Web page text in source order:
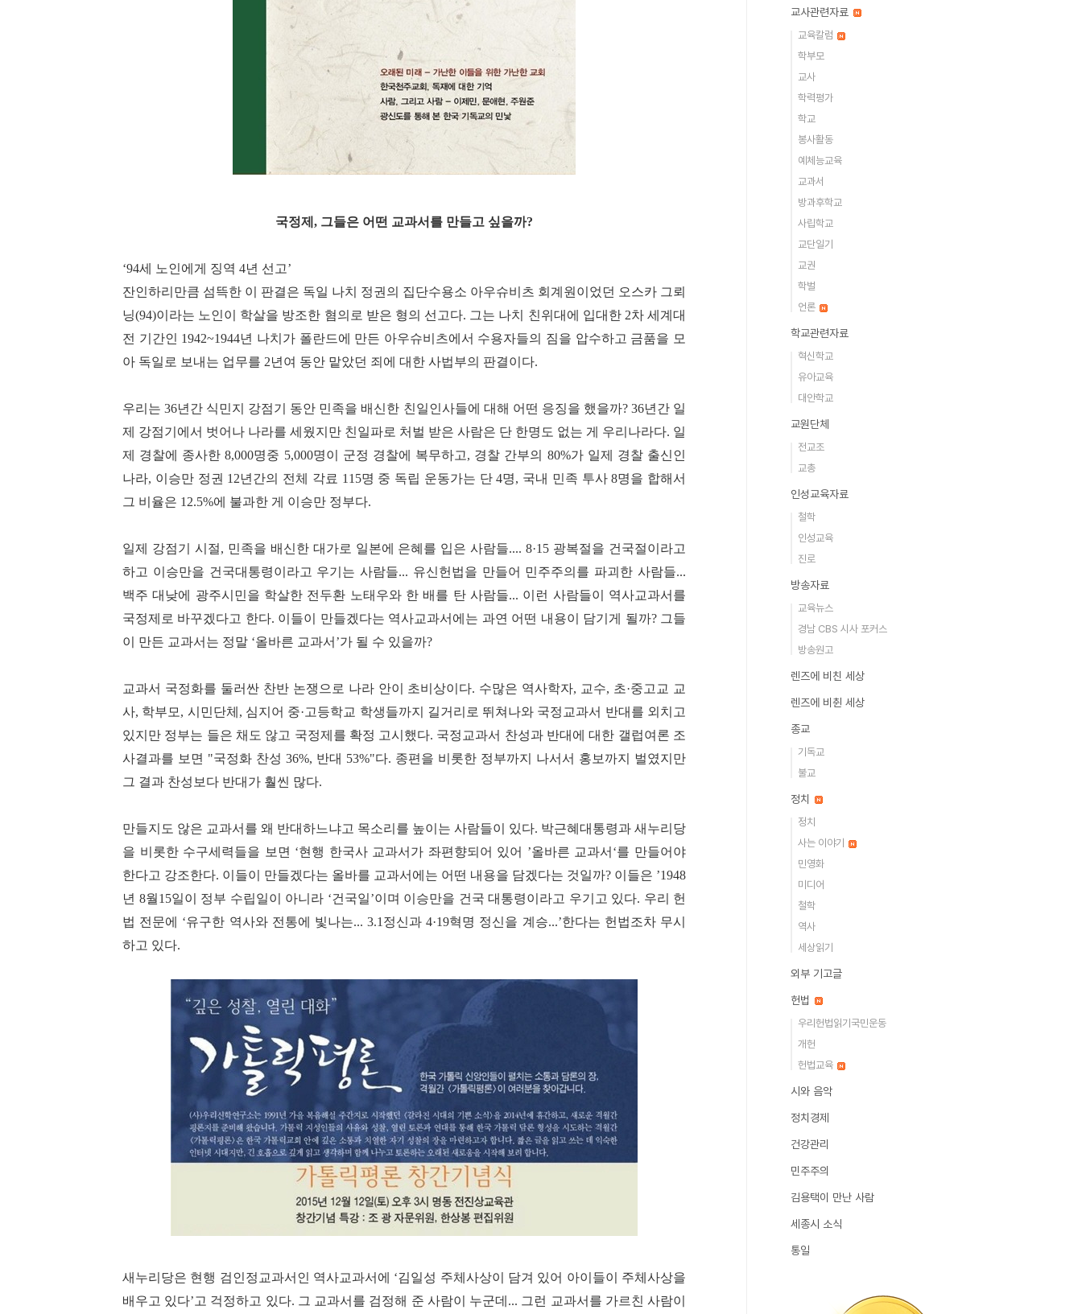
국정제, 그들은 어떤 교과서를 만들고 싶을까?
‘94세 노인에게 징역 4년 선고’
잔인하리만큼 섬뜩한 이 판결은 독일 나치 정권의 집단수용소 아우슈비츠 회계원이었던 오스카 그뢰
닝(94)이라는 노인이 학살을 방조한 혐의로 받은 형의 선고다. 그는 나치 친위대에 입대한 2차 세계대
전 기간인 1942~1944년 나치가 폴란드에 만든 아우슈비츠에서 수용자들의 짐을 압수하고 금품을 모
아 독일로 보내는 업무를 2년여 동안 맡았던 죄에 대한 사법부의 판결이다.
우리는36년간 식민지 강점기 동안 민족을 배신한 친일인사들에 대해 어떤 응징을 했을까? 36년간 일
제 강점기에서 벗어나 나라를 세웠지만 친일파로 처벌 받은 사람은 단 한명도 없는 게 우리나라다. 일
제 경찰에 종사한8,000명중 5,000명이 군정 경찰에 복무하고, 경찰 간부의 80%가 일제 경찰 출신인
나라, 이승만 정권 12년간의 전체 각료 115명 중 독립 운동가는 단4명, 국내 민족 투사8명을 합해서
그 비율은 12.5%에 불과한 게 이승만 정부다.
일제 강점기 시절, 민족을 배신한 대가로 일본에 은혜를 입은 사람들.... 8·15 광복절을 건국절이라고
하고 이승만을 건국대통령이라고 우기는 사람들... 유신헌법을 만들어 민주주의를 파괴한 사람들...
백주 대낮에 광주시민을 학살한 전두환 노태우와 한 배를 탄 사람들... 이런 사람들이 역사교과서를
국정제로 바꾸겠다고 한다. 이들이 만들겠다는 역사교과서에는 과연 어떤 내용이 담기게 될까? 그들
이 만든 교과서는 정말 ‘올바른 교과서 ’가 될 수 있을까?
교과서 국정화를 둘러싼 찬반 논쟁으로 나라 안이 초비상이다. 수많은 역사학자, 교수, 초·중고교 교
사, 학부모 , 시민단체 , 심지어 중·고등학교 학생들까지 길거리로 뛰쳐나와 국정교과서 반대를 외치고
있지만 정부는 들은 채도 않고 국정제를 확정 고시했다. 국정교과서 찬성과 반대에 대한 갤럽여론 조
사결과를 보면 "국정화 찬성 36%, 반대 53%"다. 종편을 비롯한 정부까지 나서서 홍보까지 벌였지만
그 결과 찬성보다 반대가 훨씬 많다.
만들지도 않은 교과서를 왜 반대하느냐고 목소리를 높이는 사람들이 있다. 박근혜대통령과 새누리당
을 비롯한 수구세력들을 보면 ‘현행 한국사 교과서가 좌편향되어 있어 ’올바른 교과서 ‘를 만들어야
한다고 강조한다. 이들이 만들겠다는 올바를 교과서에는 어떤 내용을 담겠다는 것일까? 이들은 ’1948
년 8월15일이 정부 수립일이 아니라 ‘건국일’이며 이승만을 건국 대통령이라고 우기고 있다. 우리 헌
법 전문에 ‘유구한 역사와 전통에 빛나는... 3.1 정신과4·19혁명 정신을 계승...’한다는 헌법조차 무시
하고 있다.
새누리당은 현행 검인정교과서인 역사교과서에 ‘김일성 주체사상이 담겨 있어 아이들이 주체사상을
배우고 있다’고 걱정하고 있다. 그 교과서를 검정해 준 사람이 누군데 ... 그런 교과서를 가르친 사람이
교사관련자료
교육칼럼
학부모
교사
학력평가
학교
봉사활동
예체능교육
교과서
방과후학교
사립학교
교단일기
교권
학벌
언론
학교관련자료
혁신학교
유아교육
대안학교
교원단체
전교조
교총
인성교육자료
철학
인성교육
진로
방송자료
교육뉴스
경남 CBS 시사 포커스
방송원고
렌즈에 비친 세상
렌즈에 비췬 세상
종교
기독교
불교
정치
정치
사는 이야기
민영화
미디어
철학
역사
세상읽기
외부 기고글
헌법
우리헌법읽기국민운동
개헌
헌법교육
시와 음악
정치경제
건강관리
민주주의
김용택이 만난 사람
세종시 소식
통일